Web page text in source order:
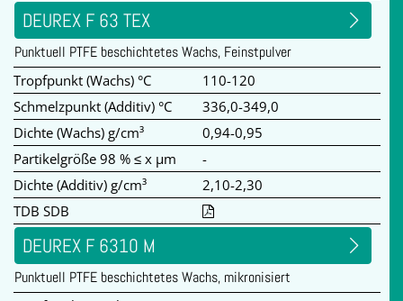
DEUREX F 63 TEX
Punktuell PTFE beschichtetes Wachs, Feinstpulver
Tropfpunkt (Wachs) °C
110-120
Schmelzpunkt (Additiv) °C
336,0-349,0
Dichte (Wachs) g/cm³
0,94-0,95
Partikelgröße 98 % ≤ x µm
-
Dichte (Additiv) g/cm³
2,10-2,30
TDB SDB
DEUREX F 6310 M
Punktuell PTFE beschichtetes Wachs, mikronisiert